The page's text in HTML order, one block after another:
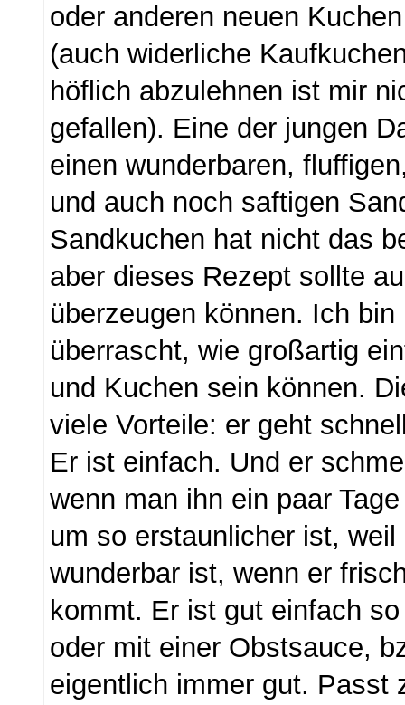
oder anderen neuen
(auch widerliche
höflich abzulehnen ist mir
gefallen). Eine der jungen
einen wunderbaren,
und auch noch saftigen
Sandkuchen hat nicht das
aber dieses Rezept sollte
überzeugen können. Ich
überrascht, wie großartig
und Kuchen sein können.
viele Vorteile: er geht
Er ist einfach. Und er
wenn man ihn ein paar
um so erstaunlicher ist, weil
wunderbar ist, wenn er
kommt. Er ist gut einfach
oder mit einer Obstsauce,
eigentlich immer gut. Passt